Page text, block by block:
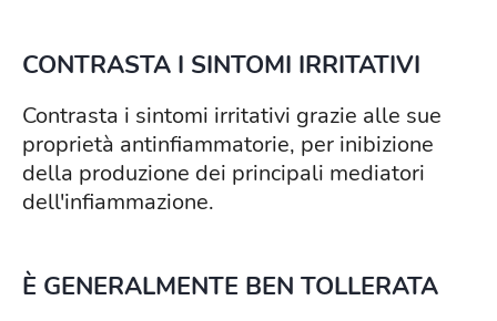
CONTRASTA I SINTOMI IRRITATIVI
Contrasta i sintomi irritativi grazie alle sue
proprietà antinfiammatorie, per inibizione
della produzione dei principali mediatori
dell'infiammazione.
È GENERALMENTE BEN TOLLERATA